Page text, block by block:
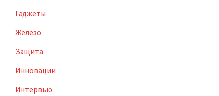
Гаджеты
Железо
Защита
Инновации
Интервью